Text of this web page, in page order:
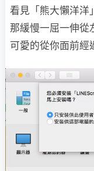
看見「熊大懶洋洋
那緩慢一屈一伸從
可愛的從你面前經